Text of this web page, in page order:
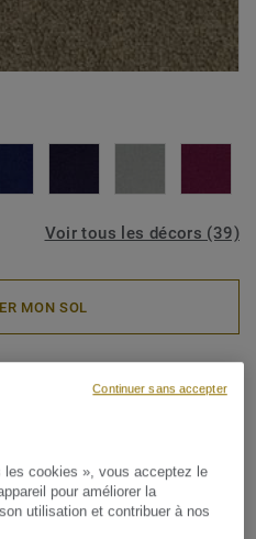
Voir tous les décors (39)
MON SOL
Cradle to Cradle®, se
une palette
les cookies », vous acceptez le
pour améliorer la
utilisation et contribuer à nos
Continuer sans accepter